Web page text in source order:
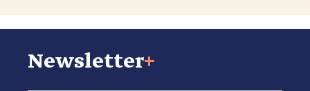
Newsletter+